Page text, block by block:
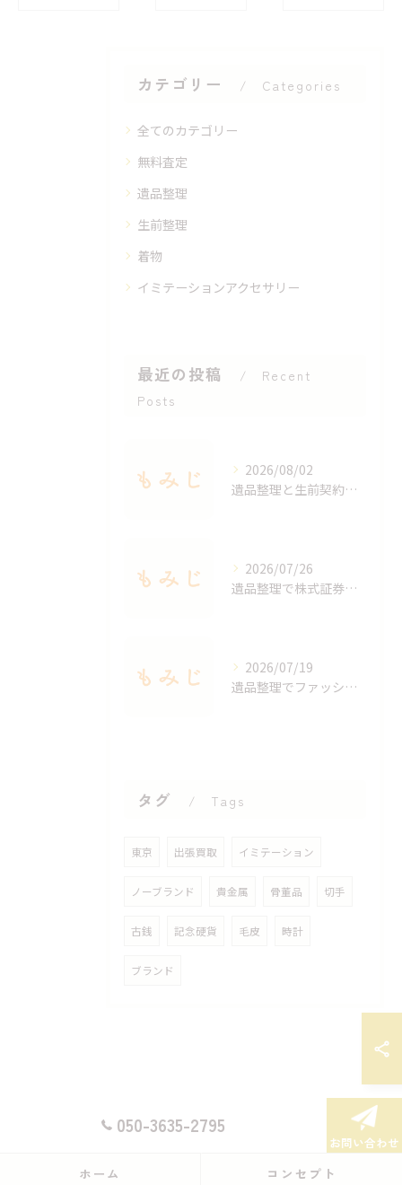
カテゴリー Categories
全てのカテゴリー
無料査定
遺品整理
生前整理
着物
イミテーションアクセサリー
最近の投稿
Recent
Posts
2026/08/02
遺品整理と生前契約の進め方を東京都清瀬市で安心して任せるための徹底ガイド
2026/07/26
遺品整理で株式証券の整理を安全に進めるための価値確認と手続きの実践ポイント
2026/07/19
遺品整理でファッションアイテムを価値ある形で手放す方法と東京都国分寺市の業者選びガイド
タグ Tags
東京 出張買取 イミテーション
ノーブランド 貴金属 骨董品 切手
古銭 記念硬貨 毛皮 時計
ブランド
050-3635-2795
お問い合わせ
ホーム コンセプト